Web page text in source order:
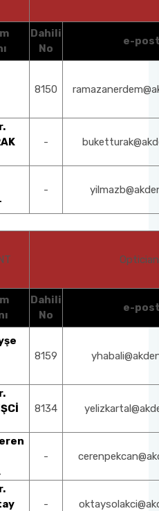
Dahili
No
e-
8150
-
-
Dahili
No
e-
8159
8134
-
-